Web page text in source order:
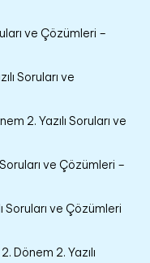
ve Çözümleri –
Soruları ve
2. Yazılı Soruları ve
Soruları ve Çözümleri –
Soruları ve Çözümleri
Dönem 2. Yazılı